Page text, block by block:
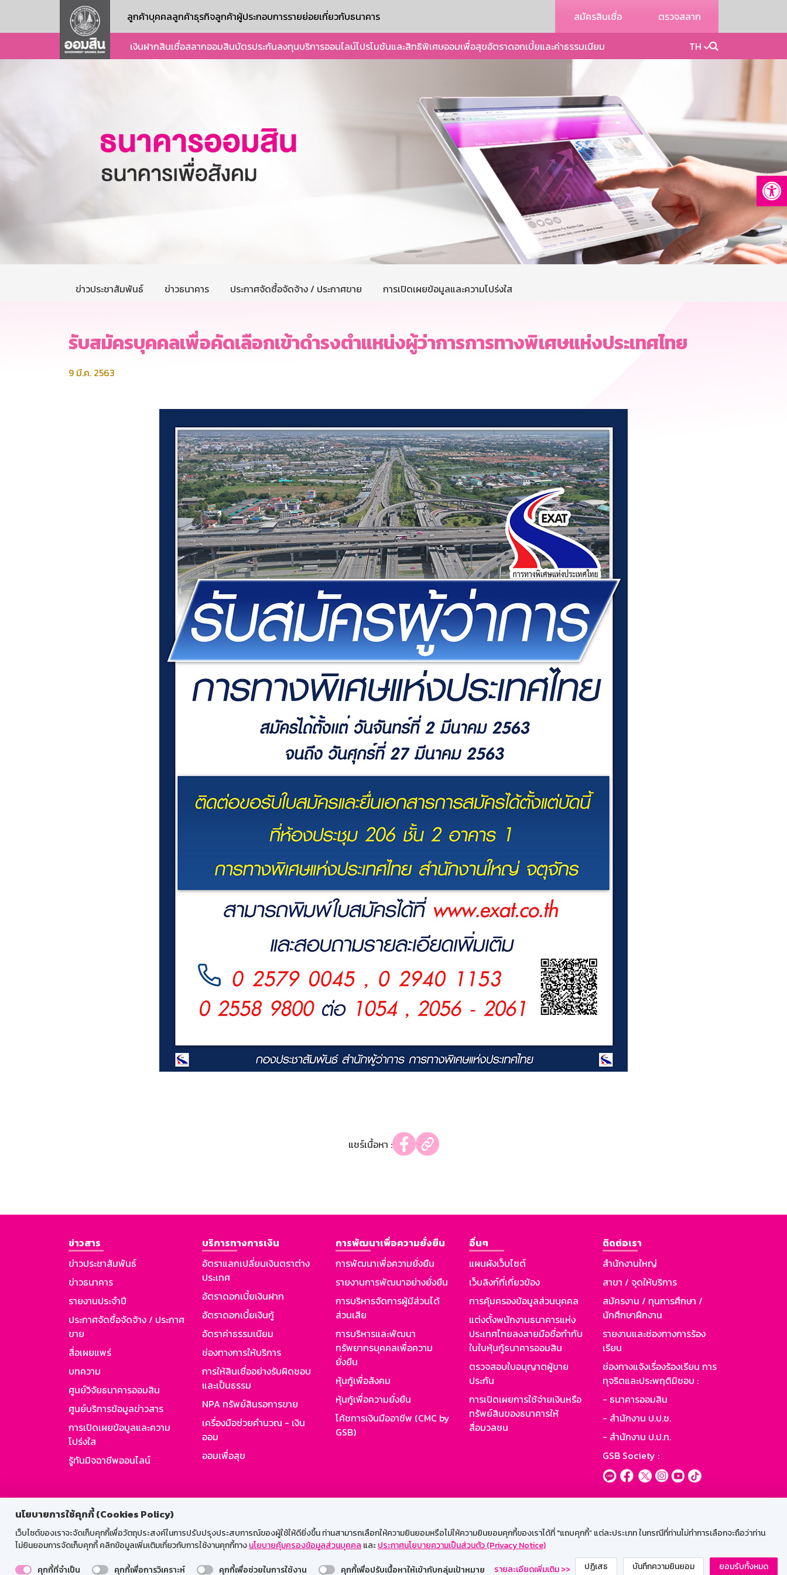
นโยบายการใช้คุกกี้ (Cookies Policy)
เว็บไซต์ของเราจะจัดเก็บคุกกี้เพื่อวัตถุประสงค์ในการปรับปรุงประสบการณ์ของผู้ใช้ให้ดียิ่งขึ้น ท่านสามารถเลือกให้ความยินยอมหรือไม่ให้ความยินยอมคุกกี้ของเราได้ที่ "แถบคุกกี้” แต่ละประเภท ในกรณีที่ท่านไม่ทำการเลือกจะถือว่าท่าน
ไม่ยินยอมการจัดเก็บคุกกี้ คลิกข้อมูลเพิ่มเติมเกี่ยวกับการใช้งานคุกกี้ทางนโยบายคุ้มครองข้อมูลส่วนบุคคล และประกาศนโยบายความเป็นส่วนตัว (Privacy Notice)
คุกกี้ที่จำเป็น
คุกกี้เพื่อการวิเคราะห์ คุกกี้เพื่อช่วยในการใช้งาน คุกกี้เพื่อปรับเนื้อหาให้เข้ากับกลุ่มเป้าหมาย รายละเอียดเพิ่มเติม >> ปฏิเสธ บันทึกความยินยอม ยอมรับทั้งหมด
ลูกค้าบุคคลลูกค้าธุรกิจลูกค้าผู้ประกอบการรายย่อยเกี่ยวกับธนาคาร สมัครสินเชื่อ ตรวจสลาก
เงินฝากสินเชื่อสลากออมสินบัตรประกันลงทุนบริการออนไลน์โปรโมชันและสิทธิพิเศษออมเพื่อสุขอัตราดอกเบี้ยและค่าธรรมเนียม TH
ข่าวประชาสัมพันธ์ ข่าวธนาคาร ประกาศจัดซื้อจัดจ้าง / ประกาศขาย การเปิดเผยข้อมูลและความโปร่งใส
รับสมัครบุคคลเพื่อคัดเลือกเข้าดำรงตำแหน่งผู้ว่าการการทางพิเศษแห่งประเทศไทย
9 มี.ค. 2563
แชร์เนื้อหา :
ข่าวสาร
ข่าวประชาสัมพันธ์
ข่าวธนาคาร
รายงานประจำปี
ประกาศจัดซื้อจัดจ้าง / ประกาศ
ขาย
สื่อเผยแพร่
บทความ
ศูนย์วิจัยธนาคารออมสิน
ศูนย์บริการข้อมูลข่าวสาร
การเปิดเผยข้อมูลและความ
โปร่งใส
รู้ทันมิจฉาชีพออนไลน์
บริการทางการเงิน
อัตราแลกเปลี่ยนเงินตราต่าง
ประเทศ
อัตราดอกเบี้ยเงินฝาก
อัตราดอกเบี้ยเงินกู้
อัตราค่าธรรมเนียม
ช่องทางการให้บริการ
การให้สินเชื่ออย่างรับผิดชอบ
และเป็นธรรม
NPA ทรัพย์สินรอการขาย
เครื่องมือช่วยคำนวณ - เงิน
ออม
ออมเพื่อสุข
การพัฒนาเพื่อความยั่งยืน
การพัฒนาเพื่อความยั่งยืน
รายงานการพัฒนาอย่างยั่งยืน
การบริหารจัดการผู้มีส่วนได้
ส่วนเสีย
การบริหารและพัฒนา
ทรัพยากรบุคคลเพื่อความ
ยั่งยืน
หุ้นกู้เพื่อสังคม
หุ้นกู้เพื่อความยั่งยืน
โค้ชการเงินมืออาชีพ (CMC by
GSB)
อื่นๆ
แผนผังเว็บไซต์
เว็บลิงก์ที่เกี่ยวข้อง
การคุ้มครองข้อมูลส่วนบุคคล
แต่งตั้งพนักงานธนาคารแห่ง
ประเทศไทยลงลายมือชื่อกำกับ
ในใบหุ้นกู้ธนาคารออมสิน
ตรวจสอบใบอนุญาตผู้ขาย
ประกัน
การเปิดเผยการใช้จ่ายเงินหรือ
ทรัพย์สินของธนาคารให้
สื่อมวลชน
ติดต่อเรา
สำนักงานใหญ่
สาขา / จุดให้บริการ
สมัครงาน / ทุนการศึกษา /
นักศึกษาฝึกงาน
รายงานและช่องทางการร้อง
เรียน
ช่องทางแจ้งเรื่องร้องเรียน การ
ทุจริตและประพฤติมิชอบ :
- ธนาคารออมสิน
- สำนักงาน ป.ป.ช.
- สำนักงาน ป.ป.ท.
GSB Society :
รองรับการใช้งานได้ดีบนเว็บบราวเซอร์